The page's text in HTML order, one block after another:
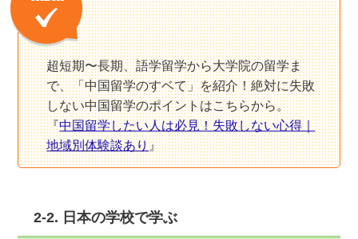
超短期〜長期、語学留学から大学院の留学ま
で、「中国留学のすベて」を紹介！絶対に失敗
しない中国留学のポイントはこちらから。
『中国留学したい人は必見！失敗しない心得｜
地域別体験談あり』
2-2. 日本の学校で学ぶ